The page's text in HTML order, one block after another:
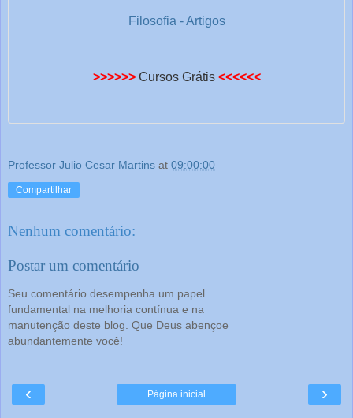
Filosofia - Artigos
>>>>>> Cursos Grátis <<<<<<
Professor Julio Cesar Martins at 09:00:00
Compartilhar
Nenhum comentário:
Postar um comentário
Seu comentário desempenha um papel
fundamental na melhoria contínua e na
manutenção deste blog. Que Deus abençoe
abundantemente você!
‹ ›
Página inicial